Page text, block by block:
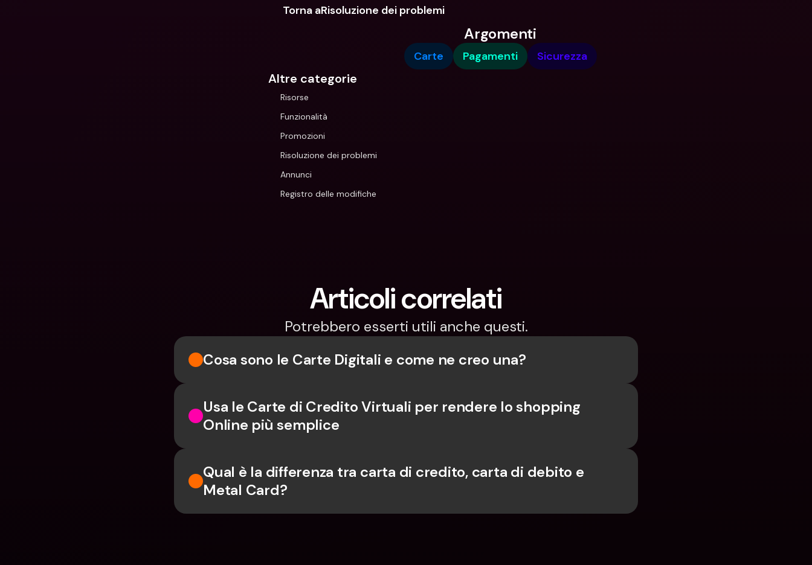
Torna aRisoluzione dei problemi
Argomenti
Carte Pagamenti Sicurezza
Altre categorie
Risorse
Funzionalità
Promozioni
Risoluzione dei problemi
Annunci
Registro delle modifiche
Articoli correlati
Potrebbero esserti utili anche questi.
Cosa sono le Carte Digitali e come ne creo una?
Usa le Carte di Credito Virtuali per rendere lo shopping
Online più semplice
Qual è la differenza tra carta di credito, carta di debito e
Metal Card?